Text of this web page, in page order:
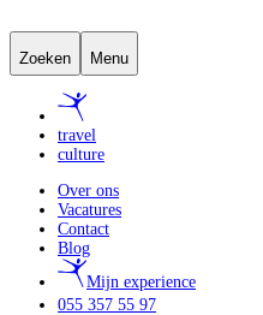
Zoeken Menu
travel
culture
Over ons
Vacatures
Contact
Blog
Mijn experience
055 357 55 97